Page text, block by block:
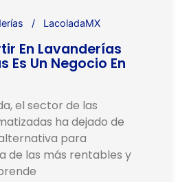
LacoladaMX
En Lavanderías
Un Negocio En
el sector de las
ha dejado de
para
de las más rentables y